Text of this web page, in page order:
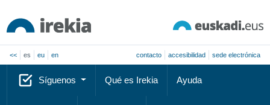
<< es eu en contacto accesibilidad sede electrónica
Síguenos Qué es Irekia Ayuda